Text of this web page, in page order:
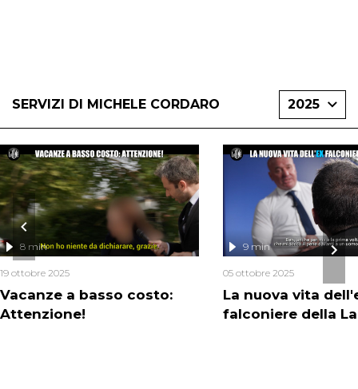
SERVIZI DI MICHELE CORDARO 2025
Vacanze a basso costo:
Attenzione!
8 min
19 ottobre 2025
La nuova vita
falconiere della
9 min
05 ottobre 2025